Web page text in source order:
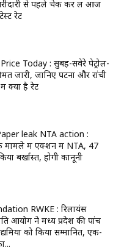
से पहले चेक कर लें आज
रेट
Today : सुबह-सवेरे पेट्रोल-
जारी, जानिए पटना और रांची
क्या है रेट
leak NTA action :
मामले में एक्शन में NTA, 47
बर्खास्त, होगी कानूनी
RWKE : रिलायंस
आयोग ने मध्य प्रदेश की पांच
को किया सम्मानित, एक-